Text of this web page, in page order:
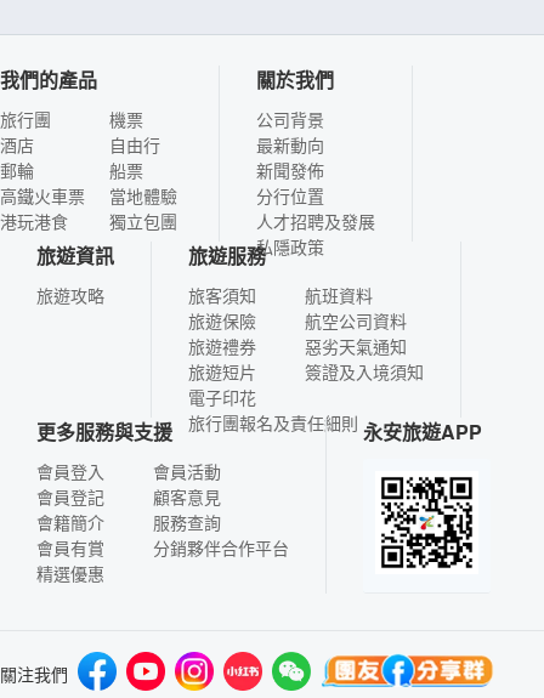
我們的產品
旅行團
酒店
郵輪
高鐵火車票
港玩港食
機票
自由行
船票
當地體驗
獨立包團
關於我們
公司背景
最新動向
新聞發佈
分行位置
人才招聘及發展
私隱政策
旅遊資訊
旅遊攻略
旅遊服務
旅客須知
旅遊保險
旅遊禮券
旅遊短片
電子印花
航班資料
航空公司資料
惡劣天氣通知
簽證及入境須知
旅行團報名及責任細則
更多服務與支援
會員登入
會員登記
會籍簡介
會員有賞
精選優惠
會員活動
顧客意見
服務查詢
分銷夥伴合作平台
永安旅遊APP
關注我們